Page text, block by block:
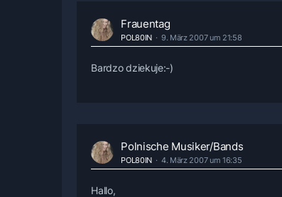
Frauentag
POL80IN 9. März 2007 um 21:58
Bardzo dziekuje:-)
Polnische Musiker/Bands
POL80IN 4. März 2007 um 16:35
Hallo,